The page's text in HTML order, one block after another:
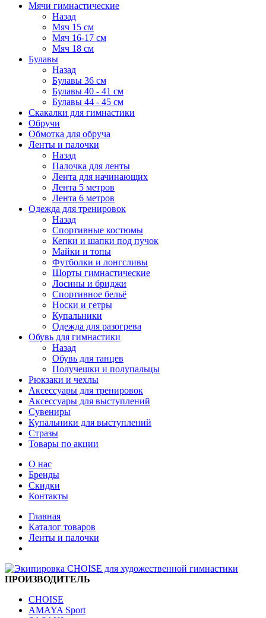
Мячи гимнастические
Назад
Мяч 15 см
Мяч 16-17 см
Мяч 18 см
Булавы
Назад
Булавы 36 см
Булавы 40 - 41 см
Булавы 44 - 45 см
Скакалки для гимнастики
Обручи
Обмотка для обруча
Ленты и палочки
Назад
Палочка для ленты
Лента для начинающих
Лента 5 метров
Лента 6 метров
Одежда для тренировок
Назад
Спортивные костюмы
Кепки и шапки под пучок
Майки и топы
Футболки и лонгсливы
Шорты гимнастические
Лосины и бриджи
Спортивное бельё
Носки и гетры
Купальники
Одежда для разогрева
Обувь для гимнастики
Назад
Обувь для танцев
Получешки и полупальцы
Рюкзаки и чехлы
Аксессуары для тренировок
Аксессуары для выступлений
Сувениры
Купальники для выступлений
Стразы
Товары по акции
О нас
Бренды
Скидки
Контакты
Главная
Каталог товаров
Ленты и палочки
ПРОИЗВОДИТЕЛЬ
CHOISE
AMAYA Sport